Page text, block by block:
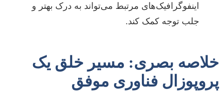
اینفوگرافیک‌های مرتبط می‌تواند به درک بهتر و
جلب توجه کمک کند.
خلاصه بصری: مسیر خلق یک
پروپوزال فناوری موفق